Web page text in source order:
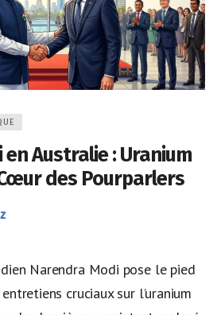
Australie : Uranium
des Pourparlers
Narendra Modi pose le pied
cruciaux sur l’uranium